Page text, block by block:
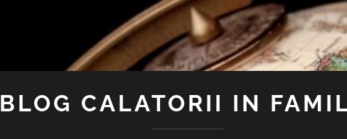
BLOG CALATORII IN